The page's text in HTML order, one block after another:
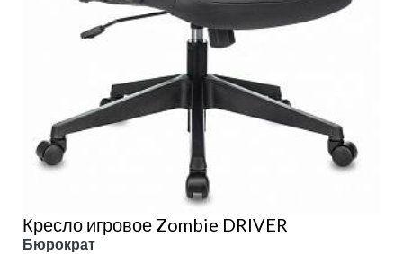
Кресло игровое Zombie DRIVER
Бюрократ